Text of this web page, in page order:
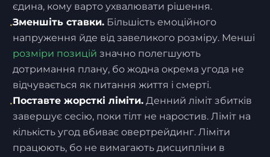
єдина, кому варто ухвалювати рішення.
•Зменшіть ставки. Більшість емоційного
напруження йде від завеликого розміру. Менші
розміри позицій значно полегшують
дотримання плану, бо жодна окрема угода не
відчувається як питання життя і смерті.
•Поставте жорсткі ліміти. Денний ліміт збитків
завершує сесію, поки тілт не наростив. Ліміт на
кількість угод вбиває овертрейдинг. Ліміти
працюють, бо не вимагають дисципліни в